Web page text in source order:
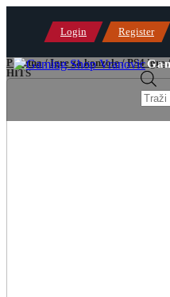
Login Register
Početna/Igre za konzole/PS4 igre/
HITS